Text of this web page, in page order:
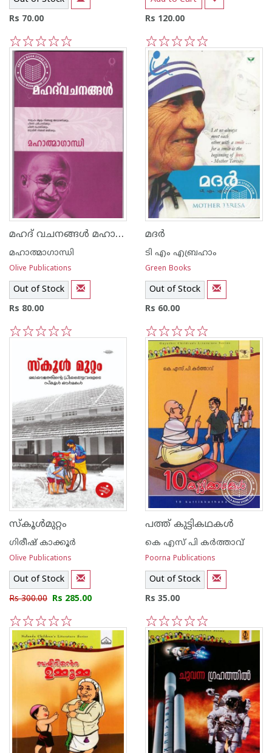
Rs 70.00
5
4
3
2
1
Rs 120.00
4
3
2
1
മഹദ് വചനങ്ങള്‍ മഹാത്മാഗാന്ധി
മഹാത്മാഗാന്ധി
Olive Publications
Out of Stock
Rs 80.00
മദര്‍
ടി എം എബ്രഹാം
Green Books
Out of Stock
Rs 60.00
5
4
3
2
1
സ്കൂള്‍മുറ്റം
ഗിരീഷ് കാക്കൂര്‍‌
Olive Publications
Out of Stock
Rs 300.00 Rs 285.00
5
4
3
2
1
പത്ത് കുട്ടികഥകള്‍
കെ എസ് പി കര്‍ത്താവ്
Poorna Publications
Out of Stock
Rs 35.00
5
4
3
2
1